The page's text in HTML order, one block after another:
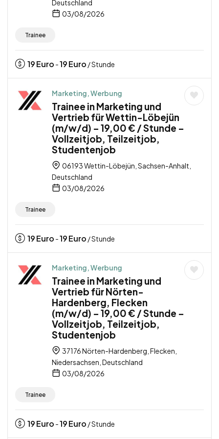
Deutschland
03/08/2026
Trainee
19Euro -19Euro / Stunde
Marketing, Werbung
Trainee in Marketing und
Vertrieb für Wettin-Löbejün
(m/w/d) – 19,00 € / Stunde –
Vollzeitjob, Teilzeitjob,
Studentenjob
06193 Wettin-Löbejün, Sachsen-Anhalt,
Deutschland
03/08/2026
Trainee
19Euro -19Euro / Stunde
Marketing, Werbung
Trainee in Marketing und
Vertrieb für Nörten-
Hardenberg, Flecken
(m/w/d) – 19,00 € / Stunde –
Vollzeitjob, Teilzeitjob,
Studentenjob
37176 Nörten-Hardenberg, Flecken,
Niedersachsen, Deutschland
03/08/2026
Trainee
19Euro -19Euro / Stunde